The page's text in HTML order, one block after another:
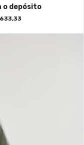
o depósito